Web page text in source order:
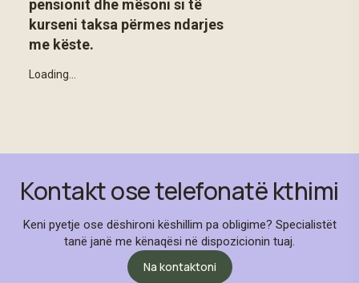
Kontakt ose telefonatë kthimi
Keni pyetje ose dëshironi këshillim pa obligime? Specialistët
tanë janë me kënaqësi në dispozicionin tuaj.
Na kontaktoni